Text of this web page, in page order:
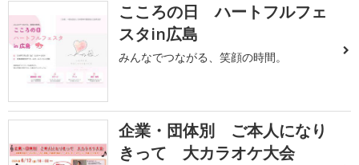
こころの日 ハートフルフェ
スタin広島
みんなでつながる、笑顔の時間。
企業・団体別 ご本人になり
きって 大カラオケ大会